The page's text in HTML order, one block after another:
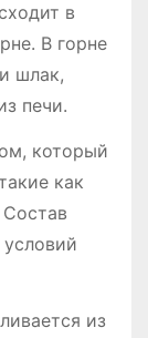
в
В горне
шлак,
печи.
который
как
из